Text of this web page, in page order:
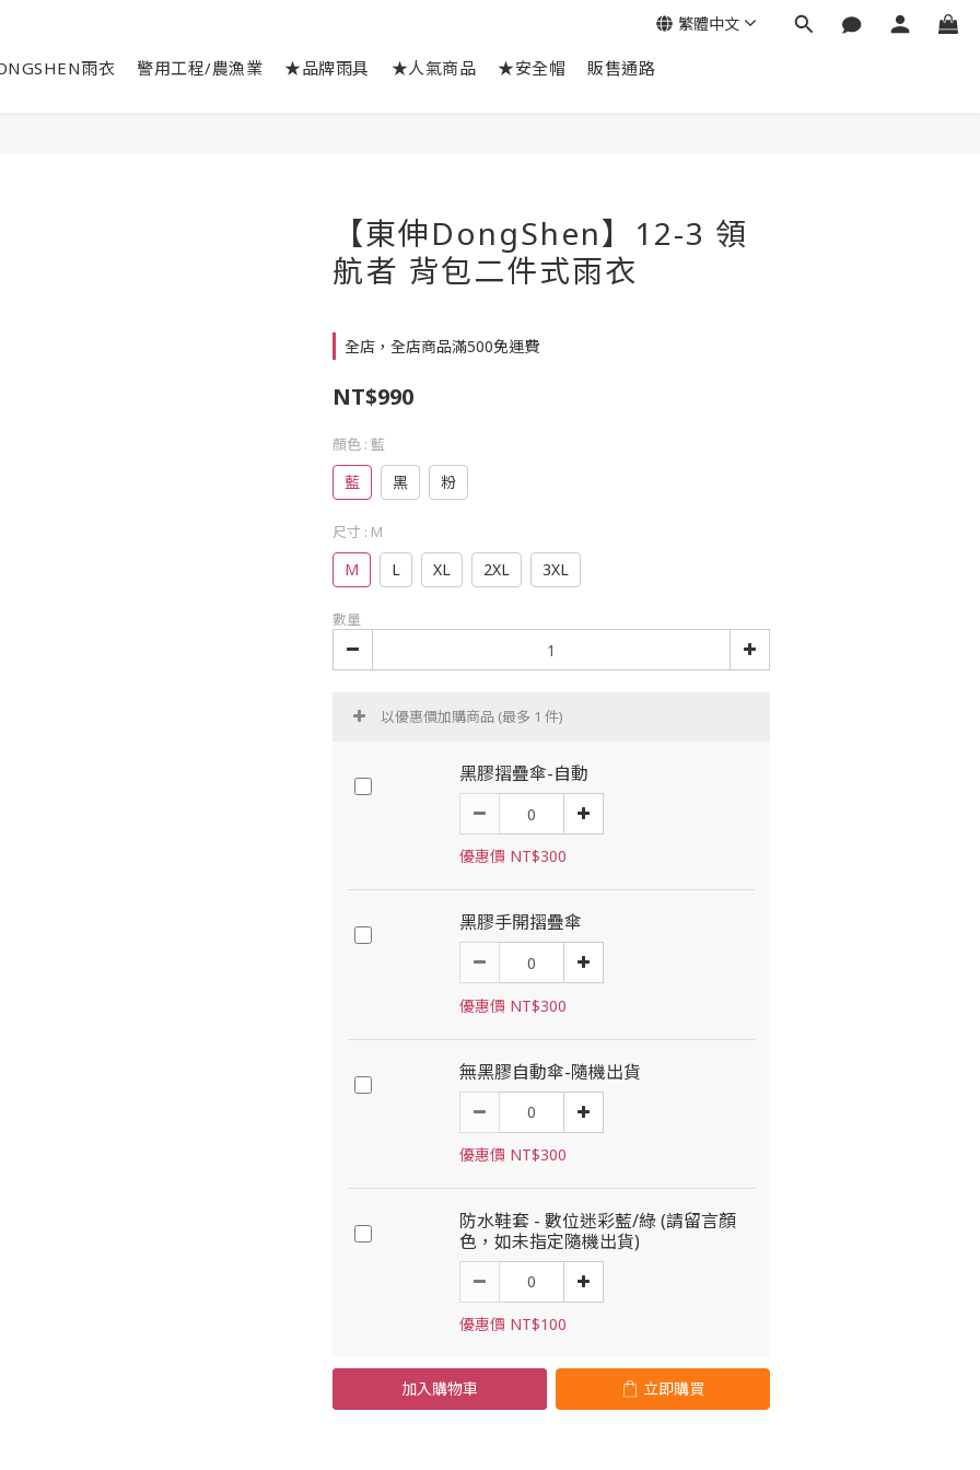
雨衣 警用工程/農漁業 ★品牌雨具 ★人氣商品 ★安全帽 販售通路
繁體中文
【東伸DongShen】12-3 領
航者 背包二件式雨衣
全店，全店商品滿500免運費
NT$990
顏色 : 藍
藍 黑 粉
尺寸 : M
M L XL 2XL 3XL
數量
以優惠價加購商品 (最多 1 件)
黑膠摺疊傘-自動
優惠價 NT$300
黑膠手開摺疊傘
優惠價 NT$300
無黑膠自動傘-隨機出貨
優惠價 NT$300
防水鞋套 - 數位迷彩藍/綠 (請留言顏
色，如未指定隨機出貨)
優惠價 NT$100
加入購物車 立即購買